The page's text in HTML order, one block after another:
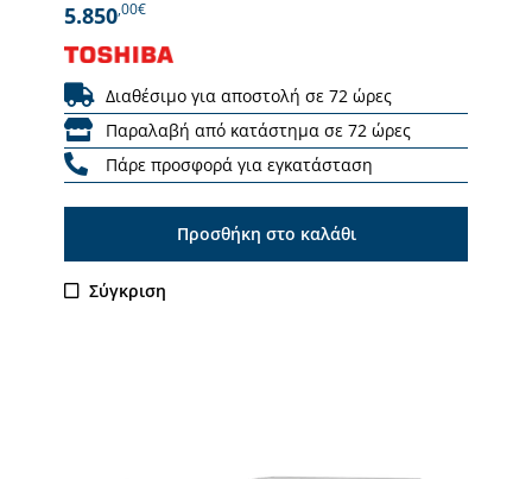
5.850,00€
Διαθέσιμο για αποστολή σε 72 ώρες
Παραλαβή από κατάστημα σε 72 ώρες
Πάρε προσφορά για εγκατάσταση
Προσθήκη στο καλάθι
Σύγκριση